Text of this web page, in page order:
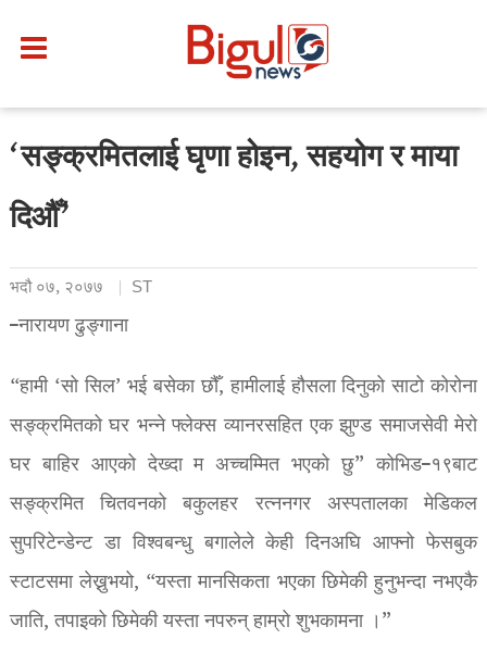
‘सङ्क्रमितलाई घृणा होइन, सहयोग र माया
दिऔँ’
भदौ ०७, २०७७ ST
–नारायण ढुङ्गाना
“हामी ‘सो सिल’ भई बसेका छौँ, हामीलाई हौसला दिनुको साटो कोरोना
सङ्क्रमितको घर भन्ने फ्लेक्स व्यानरसहित एक झुण्ड समाजसेवी मेरो
घर बाहिर आएको देख्दा म अच्चम्मित भएको छु” कोभिड–१९बाट
सङ्क्रमित चितवनको बकुलहर रत्ननगर अस्पतालका मेडिकल
सुपरिटेन्डेन्ट डा विश्वबन्धु बगालेले केही दिनअघि आफ्नो फेसबुक
स्टाटसमा लेख्नुभयो, “यस्ता मानसिकता भएका छिमेकी हुनुभन्दा नभएकै
जाति, तपाइको छिमेकी यस्ता नपरुन् हाम्रो शुभकामना ।”